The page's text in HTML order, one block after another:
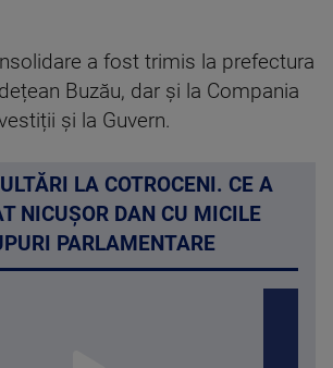
a fost trimis la prefectura
Buzău, dar și la Compania
și la Guvern.
LA COTROCENI. CE A
NICUȘOR DAN CU MICILE
PARLAMENTARE